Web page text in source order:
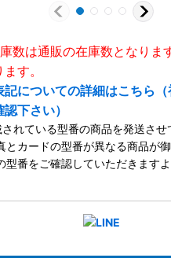
数は通販の在庫数となりま
す。
記についての詳細はこちら
下さい）
れている型番の商品を発送させ
とカードの型番が異なる商品が
型番をご確認していただきます